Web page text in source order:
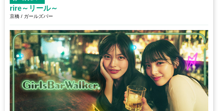
rire～リール～
京橋 / ガールズバー